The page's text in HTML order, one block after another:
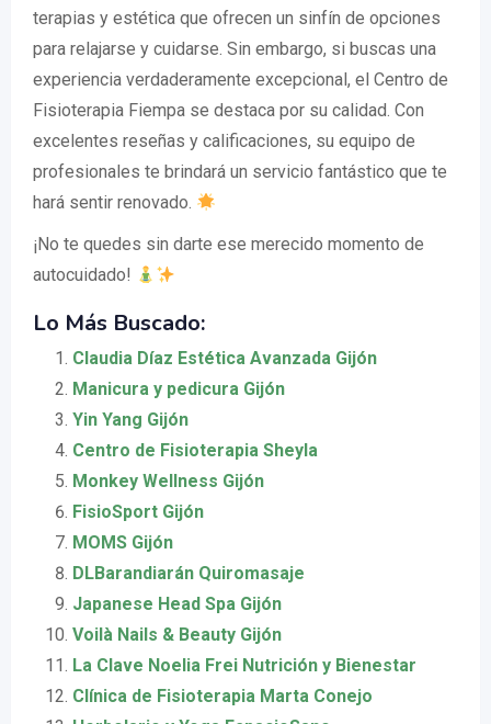
terapias y estética que ofrecen un sinfín de opciones
para relajarse y cuidarse. Sin embargo, si buscas una
experiencia verdaderamente excepcional, el Centro de
Fisioterapia Fiempa se destaca por su calidad. Con
excelentes reseñas y calificaciones, su equipo de
profesionales te brindará un servicio fantástico que te
hará sentir renovado.
¡No te quedes sin darte ese merecido momento de
autocuidado!
Lo Más Buscado:
Claudia Díaz Estética Avanzada Gijón
Manicura y pedicura Gijón
Yin Yang Gijón
Centro de Fisioterapia Sheyla
Monkey Wellness Gijón
FisioSport Gijón
MOMS Gijón
DLBarandiarán Quiromasaje
Japanese Head Spa Gijón
Voilà Nails & Beauty Gijón
La Clave Noelia Frei Nutrición y Bienestar
Clínica de Fisioterapia Marta Conejo